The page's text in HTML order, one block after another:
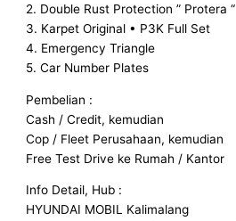
2. Double Rust Protection ” Protera “
3. Karpet Original • P3K Full Set
4. Emergency Triangle
5. Car Number Plates
Pembelian :
Cash / Credit, kemudian
Cop / Fleet Perusahaan, kemudian
Free Test Drive ke Rumah / Kantor
Info Detail, Hub :
HYUNDAI MOBIL Kalimalang